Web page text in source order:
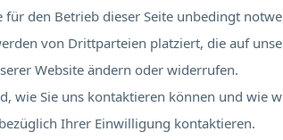
den Betrieb dieser Seite unbedingt
von Drittparteien platziert, die auf
Website ändern oder widerrufen.
wie Sie uns kontaktieren können und wie
Ihrer Einwilligung kontaktieren.